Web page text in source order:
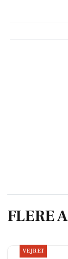
FLERE
VEJRET